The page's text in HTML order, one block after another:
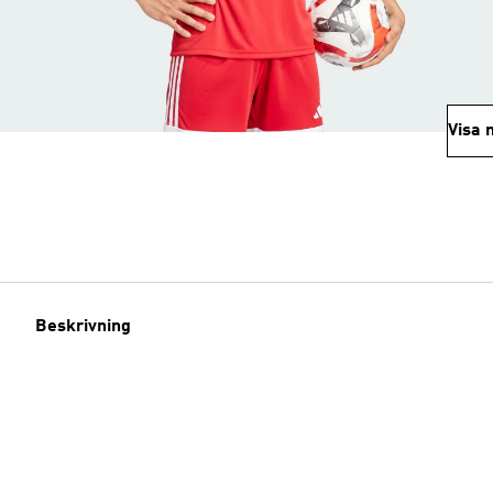
Visa
Beskrivning